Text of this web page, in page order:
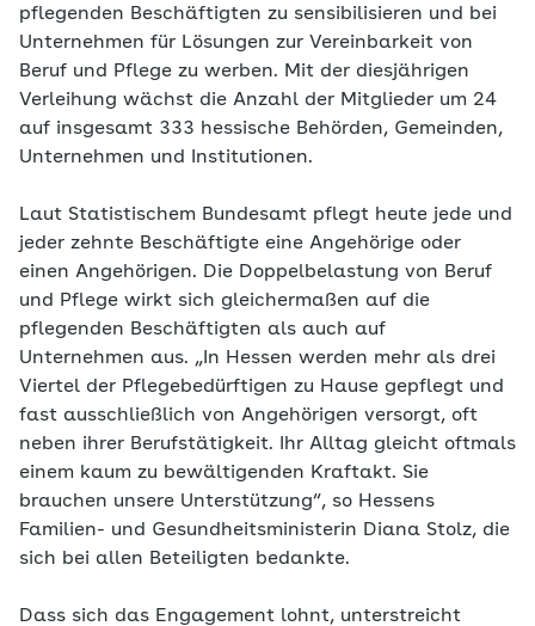
pflegenden Beschäftigten zu sensibilisieren und bei
Unternehmen für Lösungen zur Vereinbarkeit von
Beruf und Pflege zu werben. Mit der diesjährigen
Verleihung wächst die Anzahl der Mitglieder um 24
auf insgesamt 333 hessische Behörden, Gemeinden,
Unternehmen und Institutionen.
Laut Statistischem Bundesamt pflegt heute jede und
jeder zehnte Beschäftigte eine Angehörige oder
einen Angehörigen. Die Doppelbelastung von Beruf
und Pflege wirkt sich gleichermaßen auf die
pflegenden Beschäftigten als auch auf
Unternehmen aus. „In Hessen werden mehr als drei
Viertel der Pflegebedürftigen zu Hause gepflegt und
fast ausschließlich von Angehörigen versorgt, oft
neben ihrer Berufstätigkeit. Ihr Alltag gleicht oftmals
einem kaum zu bewältigenden Kraftakt. Sie
brauchen unsere Unterstützung“, so Hessens
Familien- und Gesundheitsministerin Diana Stolz, die
sich bei allen Beteiligten bedankte.
Dass sich das Engagement lohnt, unterstreicht